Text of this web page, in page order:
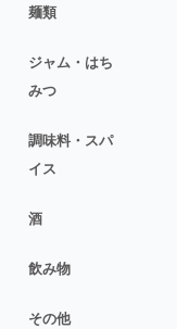
麺類
ジャム・はち
みつ
調味料・スパ
イス
酒
飲み物
その他